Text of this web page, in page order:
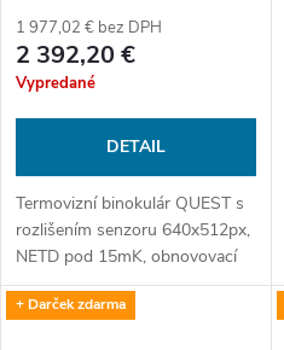
1 977,02 € bez DPH
2 392,20 €
Vypredané
DETAIL
Termovizní binokulár QUEST s
rozlišením senzoru 640x512px,
NETD pod 15mK, obnovovací
frekvencí 60Hz, Algoritmem
REALITY +, digitální stabilizací
+ Darček zdarma